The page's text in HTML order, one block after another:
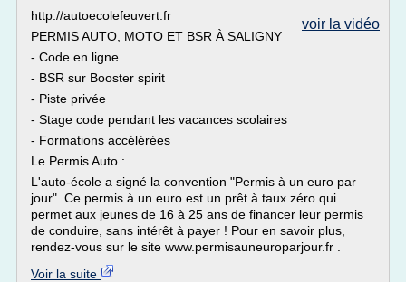
voir la vidéo
http://autoecolefeuvert.fr
PERMIS AUTO, MOTO ET BSR À SALIGNY
- Code en ligne
- BSR sur Booster spirit
- Piste privée
- Stage code pendant les vacances scolaires
- Formations accélérées
Le Permis Auto :
L'auto-école a signé la convention "Permis à un euro par
jour". Ce permis à un euro est un prêt à taux zéro qui
permet aux jeunes de 16 à 25 ans de financer leur permis
de conduire, sans intérêt à payer ! Pour en savoir plus,
rendez-vous sur le site www.permisauneuroparjour.fr .
Voir la suite